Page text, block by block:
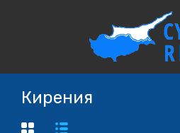
Кирения